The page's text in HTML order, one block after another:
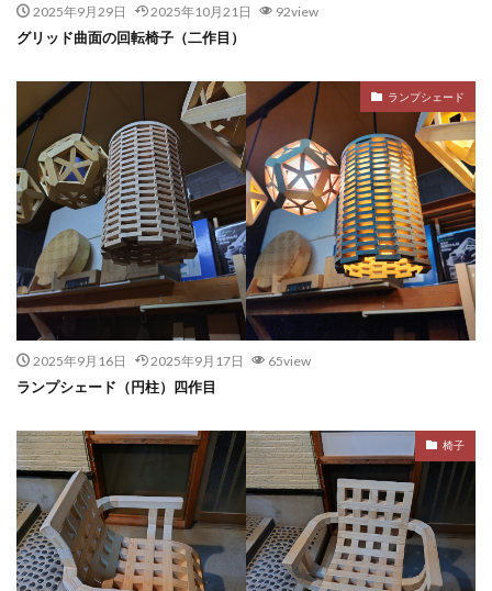
2025年9月29日 2025年10月21日 92view
グリッド曲面の回転椅子（二作目）
ランプシェード
2025年9月16日 2025年9月17日 65view
ランプシェード（円柱）四作目
椅子